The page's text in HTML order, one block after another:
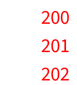
200
201
202